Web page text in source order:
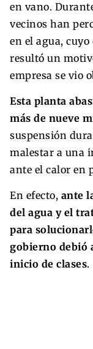
en vano.
vecinos han
en el agua, cuyo
resultó un
empresa se vio
Esta planta
más de nueve
suspensión
malestar a una
ante el calor en
En efecto, ante
del agua y el
para
gobierno debió
inicio de clases.